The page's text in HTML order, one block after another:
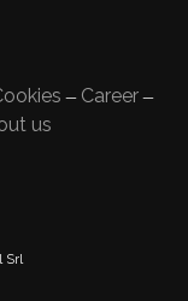
— Career —
us
Srl